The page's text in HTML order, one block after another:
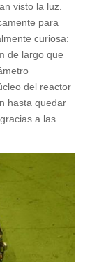
visto la luz.
para
curiosa:
de largo que
del reactor
hasta quedar
a las